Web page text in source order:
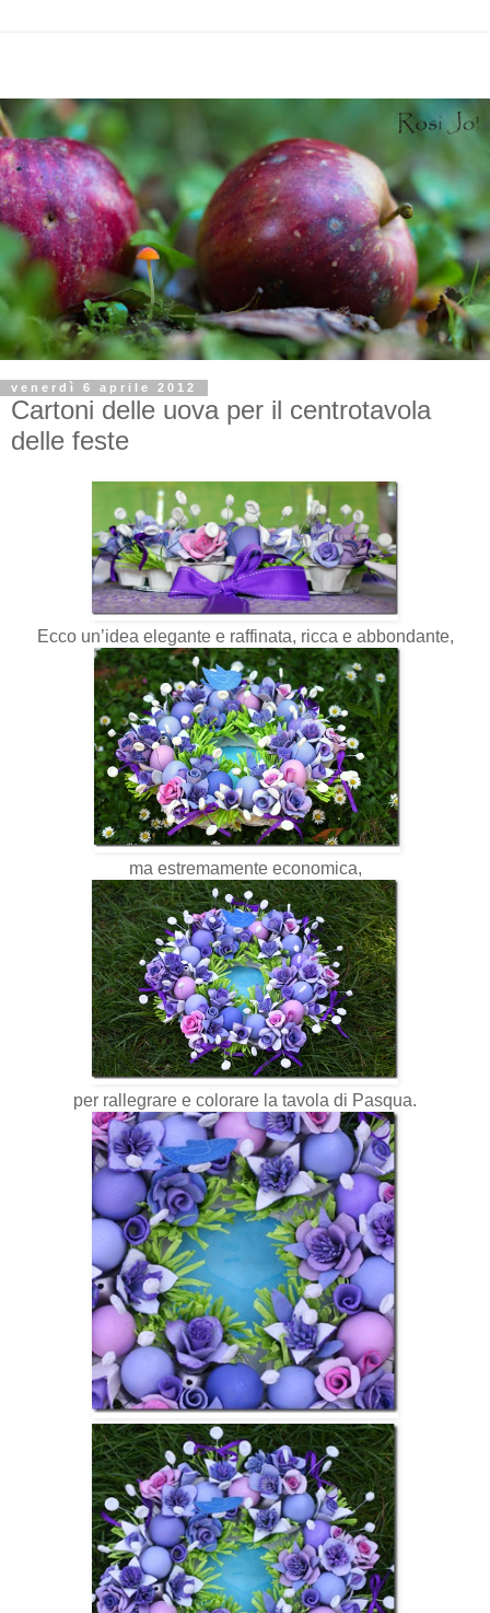
venerdì 6 aprile 2012
Cartoni delle uova per il centrotavola
delle feste
Ecco un’idea elegante e raffinata, ricca e abbondante,
ma estremamente economica,
per rallegrare e colorare la tavola di Pasqua.